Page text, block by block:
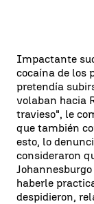
Impactante
cocaína de los
pretendía
volaban hacia
travieso", le
que también
esto, lo
consideraron
haberle
despidieron,